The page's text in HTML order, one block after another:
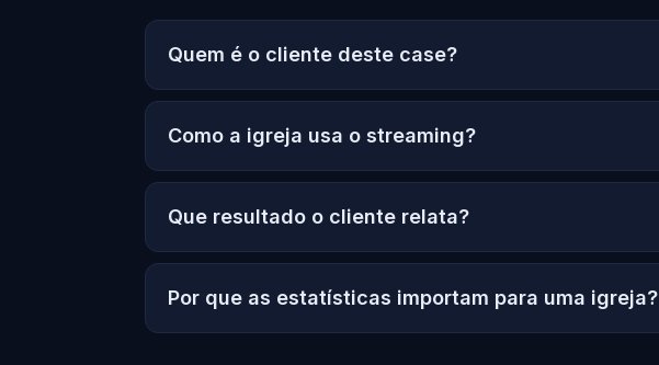
Quem é o cliente deste case?
Como a igreja usa o streaming?
Que resultado o cliente relata?
Por que as estatísticas importam para uma igreja?